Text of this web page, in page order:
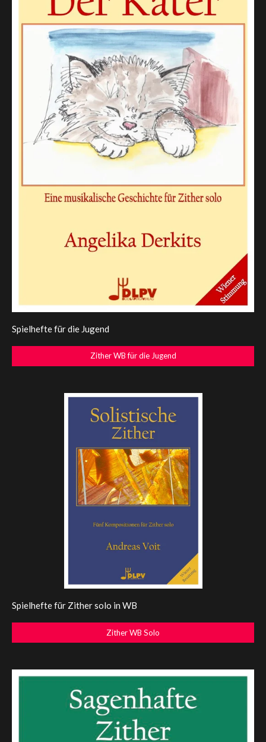
Spielhefte für die Jugend
Zither WB für die Jugend
Spielhefte für Zither solo in WB
Zither WB Solo